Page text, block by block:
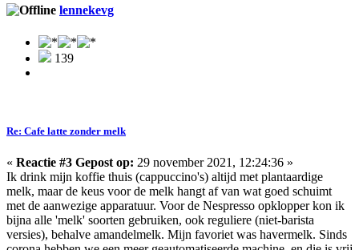
lennekevg
139
Re: Cafe latte zonder melk
« Reactie #3 Gepost op: 29 november 2021, 12:24:36 »
Ik drink mijn koffie thuis (cappuccino's) altijd met plantaardige
melk, maar de keus voor de melk hangt af van wat goed schuimt
met de aanwezige apparatuur. Voor de Nespresso opklopper kon ik
bijna alle 'melk' soorten gebruiken, ook reguliere (niet-barista
versies), behalve amandelmelk. Mijn favoriet was havermelk. Sinds